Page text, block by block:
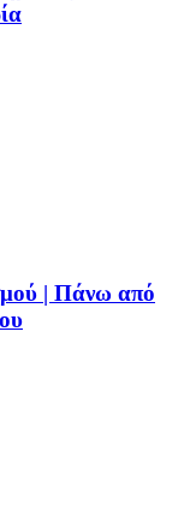
| Πάνω από